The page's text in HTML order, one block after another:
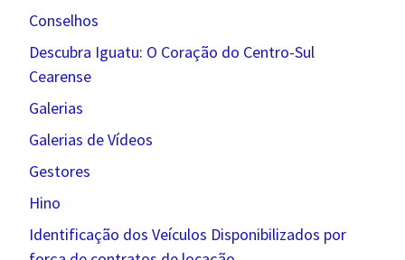
Conselhos
Descubra Iguatu: O Coração do Centro-Sul
Cearense
Galerias
Galerias de Vídeos
Gestores
Hino
Identificação dos Veículos Disponibilizados por